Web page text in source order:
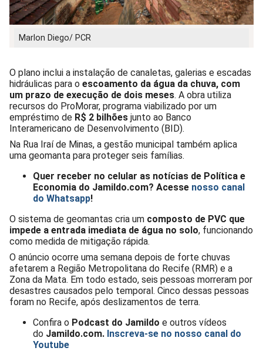
Marlon Diego/ PCR
O plano inclui a instalação de canaletas, galerias e escadas
hidráulicas para o escoamento da água da chuva, com
um prazo de execução de dois meses. A obra utiliza
recursos do ProMorar, programa viabilizado por um
empréstimo de R$ 2 bilhões junto ao Banco
Interamericano de Desenvolvimento (BID).
Na Rua Iraí de Minas, a gestão municipal também aplica
uma geomanta para proteger seis famílias.
Quer receber no celular as notícias de Política e
Economia do Jamildo.com? Acesse nosso canal
do Whatsapp!
O sistema de geomantas cria um composto de PVC que
impede a entrada imediata de água no solo, funcionando
como medida de mitigação rápida.
O anúncio ocorre uma semana depois de forte chuvas
afetarem a Região Metropolitana do Recife (RMR) e a
Zona da Mata. Em todo estado, seis pessoas morreram por
desastres causados pelo temporal. Cinco dessas pessoas
foram no Recife, após deslizamentos de terra.
Confira o Podcast do Jamildo e outros vídeos
do Jamildo.com. Inscreva-se no nosso canal do
Youtube